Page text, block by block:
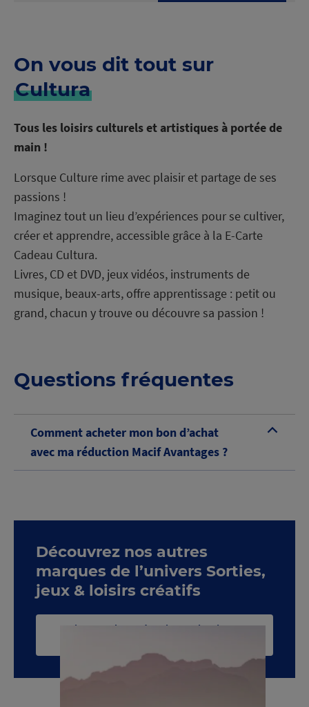
On vous dit tout sur
Cultura
Tous les loisirs culturels et artistiques à portée de
main !
Lorsque Culture rime avec plaisir et partage de ses
passions !
Imaginez tout un lieu d’expériences pour se cultiver,
créer et apprendre, accessible grâce à la E-Carte
Cadeau Cultura.
Livres, CD et DVD, jeux vidéos, instruments de
musique, beaux-arts, offre apprentissage : petit ou
grand, chacun y trouve ou découvre sa passion !
Questions fréquentes
B
Comment acheter mon bon d’achat
avec ma réduction Macif Avantages ?
Découvrez nos autres
marques de l’univers Sorties,
jeux & loisirs créatifs
Voir toute la catégorie Sorties, jeux &